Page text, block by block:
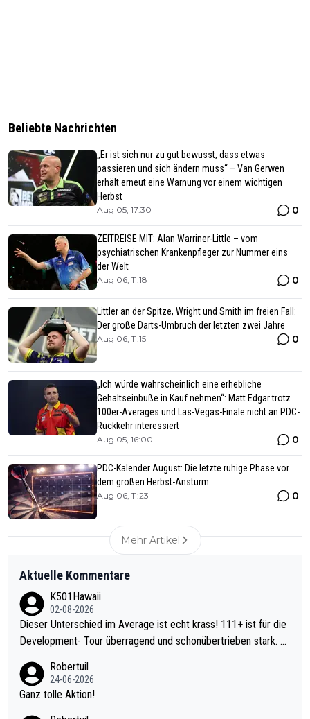
Beliebte Nachrichten
„Er ist sich nur zu gut bewusst, dass etwas
passieren und sich ändern muss“ – Van Gerwen
erhält erneut eine Warnung vor einem wichtigen
Herbst
Aug 05, 17:30 0
ZEITREISE MIT: Alan Warriner-Little – vom
psychiatrischen Krankenpfleger zur Nummer eins
der Welt
Aug 06, 11:18 0
Littler an der Spitze, Wright und Smith im freien Fall:
Der große Darts-Umbruch der letzten zwei Jahre
Aug 06, 11:15 0
„Ich würde wahrscheinlich eine erhebliche
Gehaltseinbuße in Kauf nehmen“: Matt Edgar trotz
100er-Averages und Las-Vegas-Finale nicht an PDC-
Rückkehr interessiert
Aug 05, 16:00 0
PDC-Kalender August: Die letzte ruhige Phase vor
dem großen Herbst-Ansturm
Aug 06, 11:23 0
Mehr Artikel
Aktuelle Kommentare
K501Hawaii
02-08-2026
Dieser Unterschied im Average ist echt krass! 111+ ist für die
Development- Tour überragend und schonübertrieben stark. U
mal 40+ erst recht. Da gewinnst keinen Blumentopf - ist ja noc
h krasser wie ein Pokalspiel eines Kreisligisten vs einem Bund
Robertuil
24-06-2026
Ganz tolle Aktion!